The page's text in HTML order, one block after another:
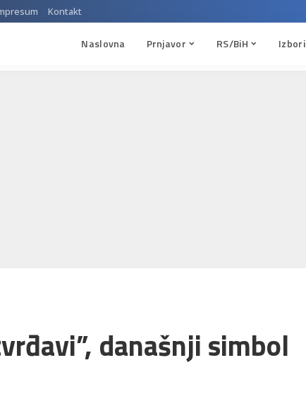
Kontakt
Naslovna Prnjavor RS/BiH Izbori
današnji simbol